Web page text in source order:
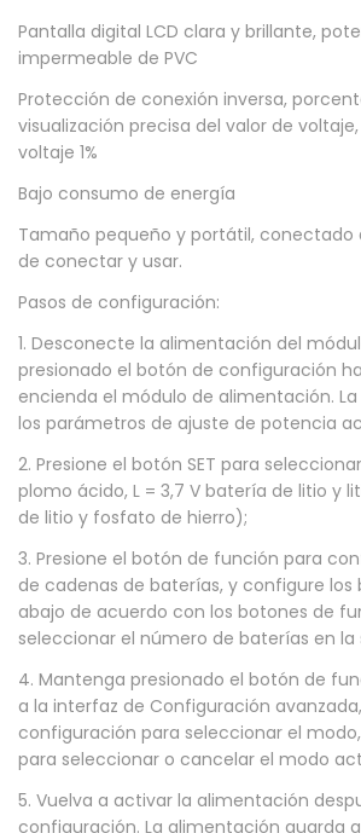
a
1
2
V
-
8
4
V
l
t
i
o
p
l
o
m
o
-
a
c
i
d
o
Pantalla digital LCD clara y brillante,
impermeable de PVC
Protección de conexión inversa,
visualización precisa del valor de
voltaje 1%
Bajo consumo de energía
Tamaño pequeño y portátil, conectado
de conectar y usar.
Pasos de configuración:
1. Desconecte la alimentación del
presionado el botón de configuración
encienda el módulo de alimentación.
los parámetros de ajuste de potencia
2. Presione el botón SET para seleccionar
plomo ácido, L = 3,7 V batería de litio y
de litio y fosfato de hierro);
3. Presione el botón de función para
de cadenas de baterías, y configure los
abajo de acuerdo con los botones de
seleccionar el número de baterías en la
4. Mantenga presionado el botón de
a la interfaz de Configuración
configuración para seleccionar el
para seleccionar o cancelar el modo
5. Vuelva a activar la alimentación
configuración. La alimentación guarda